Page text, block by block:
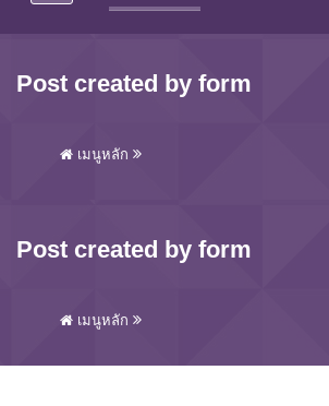
Post created by form
เมนูหลัก
Post created by form
เมนูหลัก